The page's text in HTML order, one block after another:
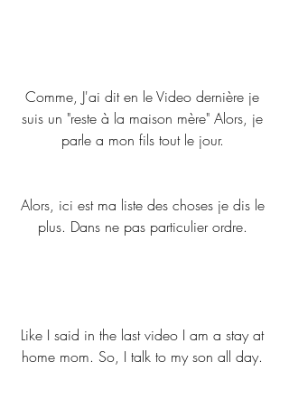
Comme, J'ai dit en le Video dernière je
suis un "reste à la maison mère" Alors, je
parle a mon fils tout le jour.
Alors, ici est ma liste des choses je dis le
plus. Dans ne pas particulier ordre.
Like I said in the last video I am a stay at
home mom. So, I talk to my son all day.